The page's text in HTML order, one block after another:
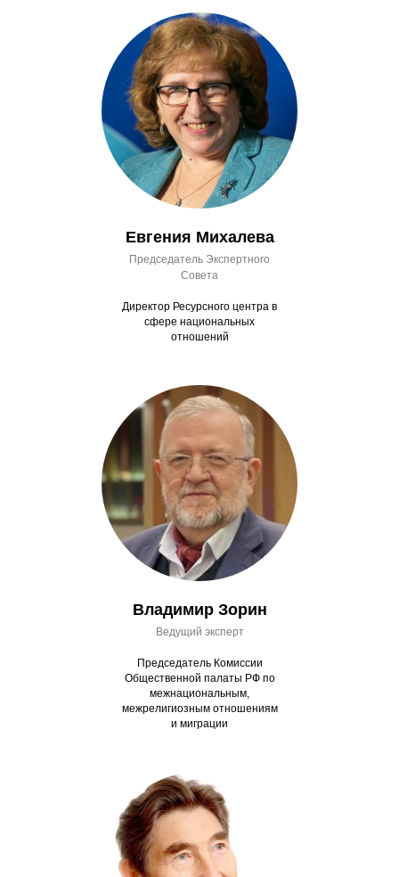
Евгения Михалева
Председатель Экспертного
Совета
Директор Ресурсного центра в
сфере национальных
отношений
Владимир Зорин
Ведущий эксперт
Председатель Комиссии
Общественной палаты РФ по
межнациональным,
межрелигиозным отношениям
и миграции